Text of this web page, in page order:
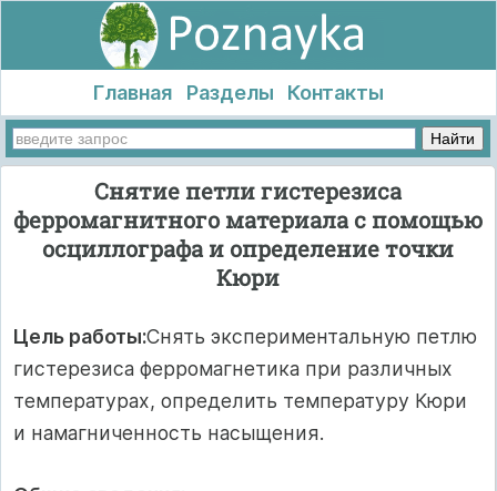
Главная Разделы Контакты
Снятие петли гистерезиса
ферромагнитного материала с помощью
осциллографа и определение точки
Кюри
Цель работы:Снять экспериментальную петлю
гистерезиса ферромагнетика при различных
температурах, определить температуру Кюри
и намагниченность насыщения.